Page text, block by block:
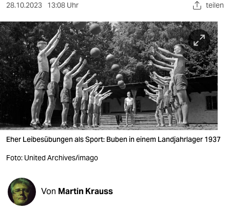
sport
berlin
nord
wahrheit
verlag
verlag
fragen & hilfe
28.10.2023 13:08 Uhr teilen
Eher Leibesübungen als Sport: Buben in einem Landjahrlager 1937
Foto: United Archives/imago
Von Martin Krauss